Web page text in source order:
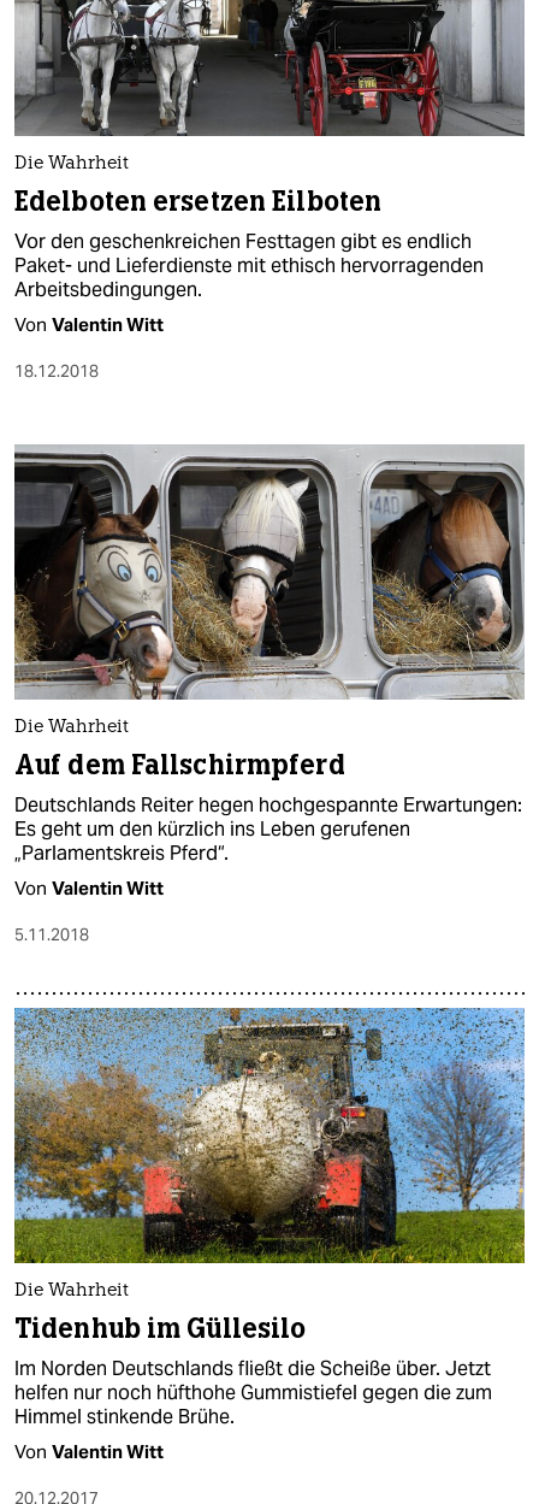
Die Wahrheit
Edelboten ersetzen Eilboten
Vor den geschenkreichen Festtagen gibt es endlich
Paket- und Lieferdienste mit ethisch hervorragenden
Arbeitsbedingungen.
Von Valentin Witt
18.12.2018
Die Wahrheit
Auf dem Fallschirmpferd
Deutschlands Reiter hegen hochgespannte Erwartungen:
Es geht um den kürzlich ins Leben gerufenen
„Parlamentskreis Pferd“.
Von Valentin Witt
5.11.2018
Die Wahrheit
Tidenhub im Güllesilo
Im Norden Deutschlands fließt die Scheiße über. Jetzt
helfen nur noch hüfthohe Gummistiefel gegen die zum
Himmel stinkende Brühe.
Von Valentin Witt
20.12.2017